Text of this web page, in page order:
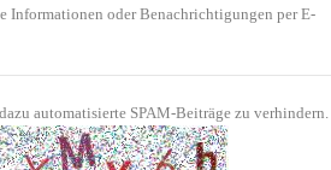
Informationen oder Benachrichtigungen per E-
automatisierte SPAM-Beiträge zu verhindern.